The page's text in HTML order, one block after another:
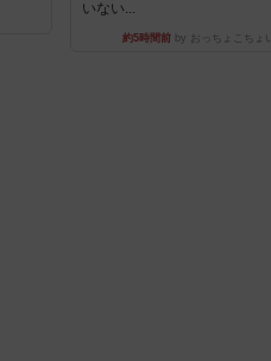
いない...
約5時間前by おっちょこちょい